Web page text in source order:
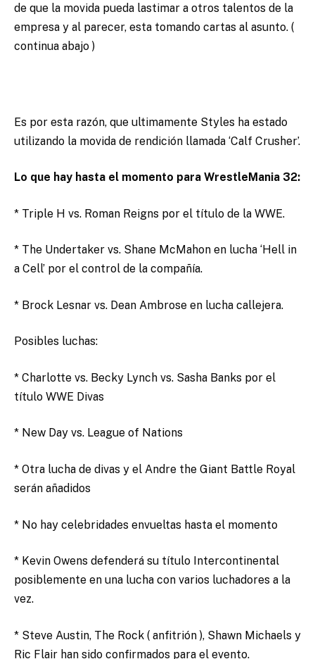
de que la movida pueda lastimar a otros talentos de la
empresa y al parecer, esta tomando cartas al asunto. (
continua abajo )
Es por esta razón, que ultimamente Styles ha estado
utilizando la movida de rendición llamada ‘Calf Crusher’.
Lo que hay hasta el momento para WrestleMania 32:
* Triple H vs. Roman Reigns por el título de la WWE.
* The Undertaker vs. Shane McMahon en lucha ‘Hell in
a Cell’ por el control de la compañía.
* Brock Lesnar vs. Dean Ambrose en lucha callejera.
Posibles luchas:
* Charlotte vs. Becky Lynch vs. Sasha Banks por el
título WWE Divas
* New Day vs. League of Nations
* Otra lucha de divas y el Andre the Giant Battle Royal
serán añadidos
* No hay celebridades envueltas hasta el momento
* Kevin Owens defenderá su título Intercontinental
posiblemente en una lucha con varios luchadores a la
vez.
* Steve Austin, The Rock ( anfitrión ), Shawn Michaels y
Ric Flair han sido confirmados para el evento.